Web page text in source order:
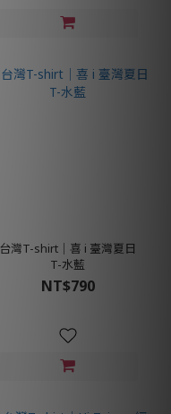
台灣T-shirt│喜 i 臺灣夏日
T-水藍
NT$790